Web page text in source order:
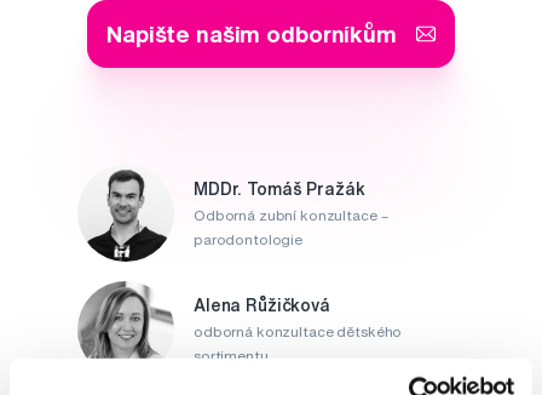
Napište našim odborníkům
MDDr. Tomáš Pražák
Odborná zubní konzultace –
parodontologie
Alena Růžičková
odborná konzultace dětského
sortimentu